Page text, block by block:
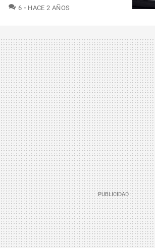
6 COMENTARIOS
HACE 2 AÑOS